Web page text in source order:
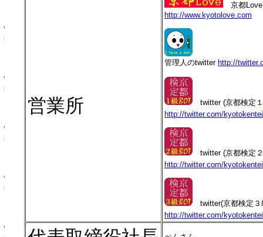
営業所
京都Love
http://www.kyotolove.com
管理人のtwitter http://
twitter (京都検定
http://twitter.com/
twitter (京都検定
http://twitter.com/
twitter(京都検定３
http://twitter.com/